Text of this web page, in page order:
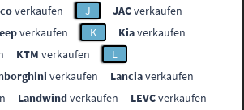
verkaufen J JACverkaufen
verkaufen K Kiaverkaufen
KTM verkaufen
L
verkaufen Lanciaverkaufen
Landwindverkaufen LEVCverkaufen